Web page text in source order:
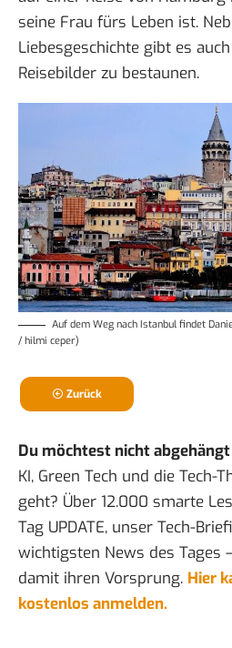
seine Frau fürs Leben ist.
Liebesgeschichte gibt es
Reisebilder zu bestaunen.
Auf dem Weg nach Istanbul findet
/ hilmi ceper)
Zurück
Du möchtest nicht
KI, Green Tech und die Tech-
geht? Über 12.000 smarte
Tag UPDATE, unser Tech-
wichtigsten News des Tages
damit ihren Vorsprung. Hier
kostenlos anmelden.